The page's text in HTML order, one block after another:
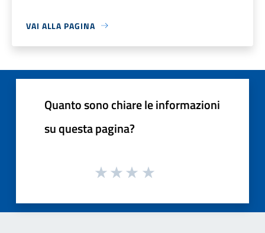
VAI ALLA PAGINA
Quanto sono chiare le informazioni
su questa pagina?